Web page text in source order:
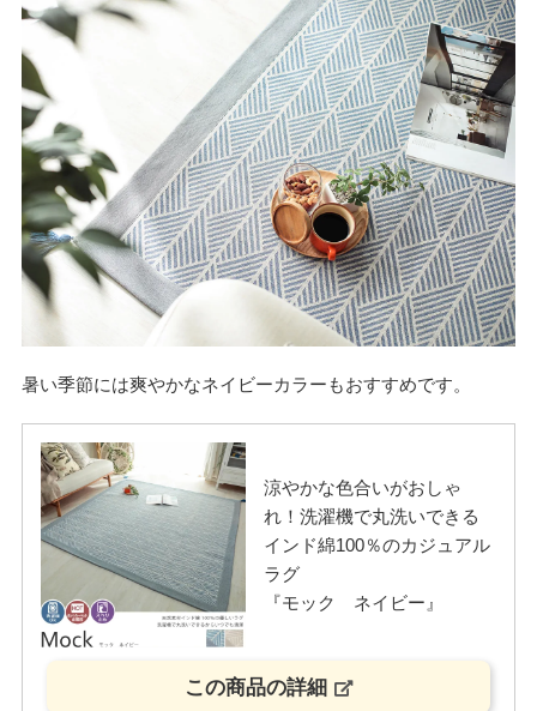
暑い季節には爽やかなネイビーカラーもおすすめです。
涼やかな色合いがおしゃ
れ！洗濯機で丸洗いできる
インド綿100％のカジュアル
ラグ
『モック ネイビー』
この商品の詳細